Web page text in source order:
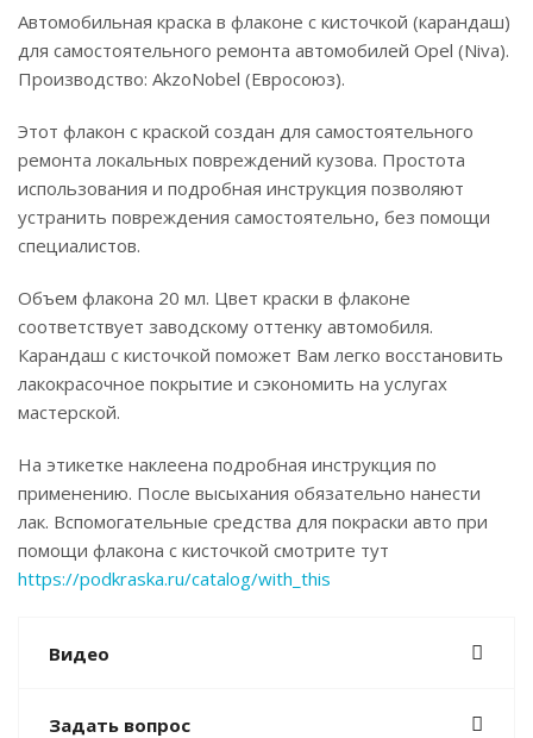
Автомобильная краска в флаконе с кисточкой (карандаш)
для самостоятельного ремонта автомобилей Opel (Niva).
Производство: AkzoNobel (Евросоюз).
Этот флакон с краской создан для самостоятельного
ремонта локальных повреждений кузова. Простота
использования и подробная инструкция позволяют
устранить повреждения самостоятельно, без помощи
специалистов.
Объем флакона 20 мл. Цвет краски в флаконе
соответствует заводскому оттенку автомобиля.
Карандаш с кисточкой поможет Вам легко восстановить
лакокрасочное покрытие и сэкономить на услугах
мастерской.
На этикетке наклеена подробная инструкция по
применению. После высыхания обязательно нанести
лак. Вспомогательные средства для покраски авто при
помощи флакона с кисточкой смотрите тут
https://podkraska.ru/catalog/with_this
Видео
Задать вопрос